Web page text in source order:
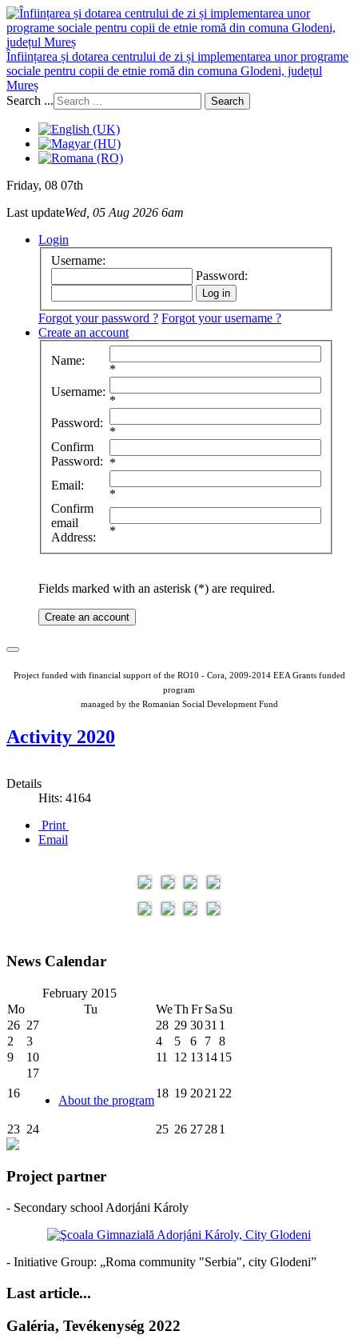
Înființarea și dotarea centrului de zi și implementarea unor programe
sociale pentru copii de etnie romă din comuna Glodeni, județul
Mureș
Search ...
Search
Friday, 08 07th
Last updateWed, 05 Aug 2026 6am
Login
Username:
Password:
Forgot your password ? Forgot your username ?
Create an account
Name:
*
Username:
*
Password:
*
Confirm
Password: *
Email:
*
Confirm
email
Address:
*
Fields marked with an asterisk (*) are required.
Create an account
Project funded with financial support of the RO10 - Cora, 2009-2014 EEA Grants funded
program
managed by the Romanian Social Development Fund
Activity 2020
Details
Hits: 4164
Print
Email
News Calendar
February 2015
Mo
Tu WeTh Fr Sa Su
26 27 28 29 3031 1
2
3 4 5 6 7 8
9
10 11 12 131415
16
17
About the program
18 19 2021 22
23 24 25 26 27281
Project partner
- Secondary school Adorjáni Károly
- Initiative Group: „Roma community "Serbia", city Glodeni”
Last article...
Galéria, Tevékenység 2022